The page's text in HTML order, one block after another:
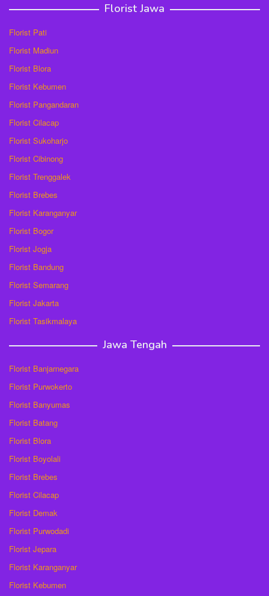
Florist Jawa
Florist Pati
Florist Madiun
Florist Blora
Florist Kebumen
Florist Pangandaran
Florist Cilacap
Florist Sukoharjo
Florist Cibinong
Florist Trenggalek
Florist Brebes
Florist Karanganyar
Florist Bogor
Florist Jogja
Florist Bandung
Florist Semarang
Florist Jakarta
Florist Tasikmalaya
Jawa Tengah
Florist Banjarnegara
Florist Purwokerto
Florist Banyumas
Florist Batang
Florist Blora
Florist Boyolali
Florist Brebes
Florist Cilacap
Florist Demak
Florist Purwodadi
Florist Jepara
Florist Karanganyar
Florist Kebumen